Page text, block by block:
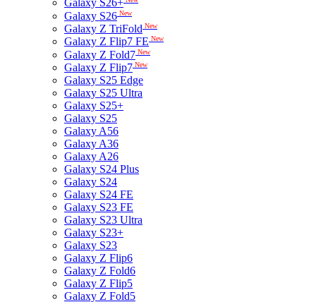
Galaxy S26+
Galaxy S26 New
Galaxy Z TriFold New
Galaxy Z Flip7 FE New
Galaxy Z Fold7 New
Galaxy Z Flip7 New
Galaxy S25 Edge
Galaxy S25 Ultra
Galaxy S25+
Galaxy S25
Galaxy A56
Galaxy A36
Galaxy A26
Galaxy S24 Plus
Galaxy S24
Galaxy S24 FE
Galaxy S23 FE
Galaxy S23 Ultra
Galaxy S23+
Galaxy S23
Galaxy Z Flip6
Galaxy Z Fold6
Galaxy Z Flip5
Galaxy Z Fold5